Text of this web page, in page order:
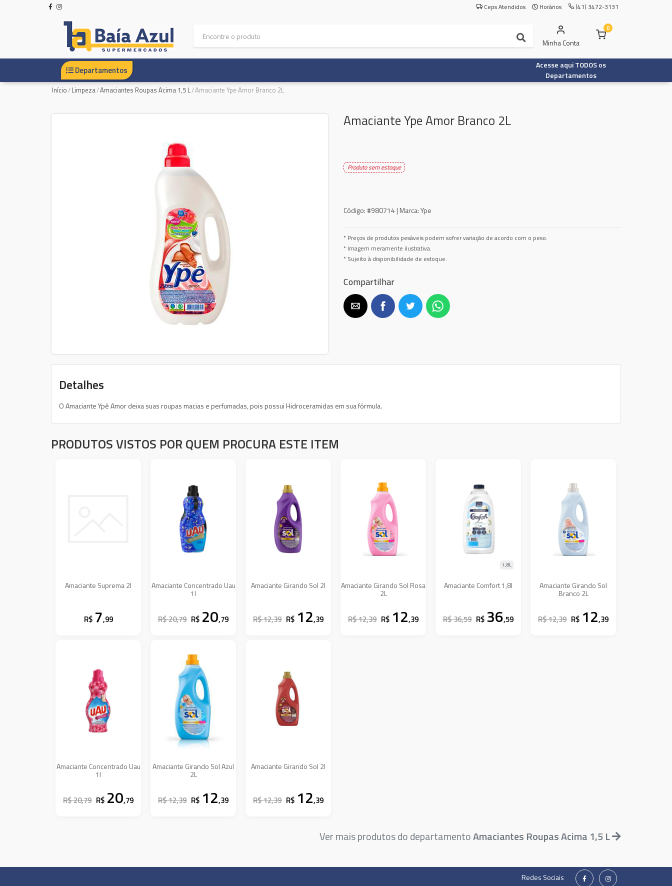
Ceps Atendidos Horários (41) 3472-3131
Minha Conta
0
Departamentos
Acesse aqui TODOS os
Departamentos
Início/Limpeza/Amaciantes Roupas Acima 1,5 L/Amaciante Ype Amor Branco 2L
Amaciante Ype Amor Branco 2L
Produto sem estoque
Código:#980714 | Marca:Ype
* Preços de produtos pesáveis podem sofrer variação de acordo com o peso.
* Imagem meramente ilustrativa.
* Sujeito à disponibilidade de estoque.
Compartilhar
Detalhes
O Amaciante Ypê Amor deixa suas roupas macias e perfumadas, pois possui Hidroceramidas em sua fórmula.
PRODUTOS VISTOS POR QUEM PROCURA ESTE ITEM
Amaciante Suprema 2l
R$ 7,99
Amaciante Concentrado Uau
1l
R$ 20,79 R$ 20,79
Amaciante Girando Sol 2l
R$ 12,39 R$ 12,39
Amaciante Girando Sol Rosa
2L
R$ 12,39 R$ 12,39
Amaciante Comfort 1,8l
1,8L
R$ 36,59 R$ 36,59
Amaciante Girando Sol
Branco 2L
R$ 12,39 R$ 12,39
Amaciante Concentrado Uau
1l
R$ 20,79 R$ 20,79
Amaciante Girando Sol Azul
2L
R$ 12,39 R$ 12,39
Amaciante Girando Sol 2l
R$ 12,39 R$ 12,39
Ver mais produtos do departamentoAmaciantes Roupas Acima 1,5 L
Redes Sociais